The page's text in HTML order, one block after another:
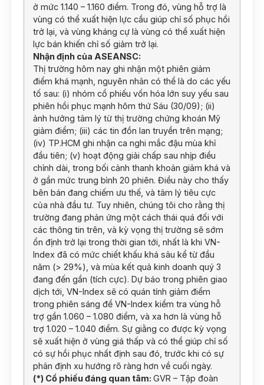
ở mức 1.140 – 1.160 điểm. Trong đó, vùng hỗ trợ là
vùng có thể xuất hiện lực cầu giúp chỉ số phục hồi
trở lại, và vùng kháng cự là vùng có thể xuất hiện
lực bán khiến chỉ số giảm trở lại.
Nhận định của ASEANSC:
Thị trường hôm nay ghi nhận một phiên giảm
điểm khá mạnh, nguyên nhân có thể là do các yếu
tố sau: (i) nhóm cổ phiếu vốn hóa lớn suy yếu sau
phiên hồi phục mạnh hôm thứ Sáu (30/09); (ii)
ảnh hưởng tâm lý từ thị trường chứng khoán Mỹ
giảm điểm; (iii) các tin đồn lan truyền trên mạng;
(iv) TP.HCM ghi nhận ca nghi mắc đậu mùa khỉ
đầu tiên; (v) hoạt động giải chấp sau nhịp điều
chỉnh dài, trong bối cảnh thanh khoản giảm khá và
ở gần mức trung bình 20 phiên. Điều này cho thấy
bên bán đang chiếm ưu thế, và tâm lý tiêu cực
của nhà đầu tư. Tuy nhiên, chúng tôi cho rằng thị
trường đang phản ứng một cách thái quá đối với
các thông tin trên, và kỳ vọng thị trường sẽ sớm
ổn định trở lại trong thời gian tới, nhất là khi VN-
Index đã có mức chiết khấu khá sâu kể từ đầu
năm (> 29%), và mùa kết quả kinh doanh quý 3
đang đến gần (tích cực). Dự báo trong phiên giao
dịch tới, VN-Index sẽ có quán tính giảm điểm
trong phiên sáng để VN-Index kiểm tra vùng hỗ
trợ gần 1.060 – 1.080 điểm, và xa hơn là vùng hỗ
trợ 1.020 – 1.040 điểm. Sự giằng co được kỳ vọng
sẽ xuất hiện ở vùng giá thấp và có thể giúp chỉ số
có sự hồi phục nhất định sau đó, trước khi có sự
phân định xu hướng rõ ràng hơn về cuối ngày.
(*) Cổ phiếu đáng quan tâm: GVR – Tập đoàn